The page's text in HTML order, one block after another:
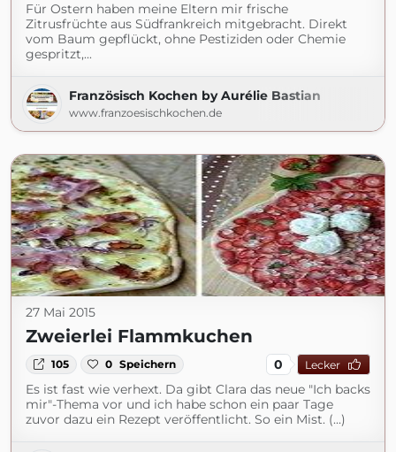
Für Ostern haben meine Eltern mir frische
Zitrusfrüchte aus Südfrankreich mitgebracht. Direkt
vom Baum gepflückt, ohne Pestiziden oder Chemie
gespritzt,...
Französisch Kochen by Aurélie Bastian
www.franzoesischkochen.de
27 Mai 2015
Zweierlei Flammkuchen
105 0 Speichern 0 Lecker
Es ist fast wie verhext. Da gibt Clara das neue "Ich backs
mir"-Thema vor und ich habe schon ein paar Tage
zuvor dazu ein Rezept veröffentlicht. So ein Mist. (...)